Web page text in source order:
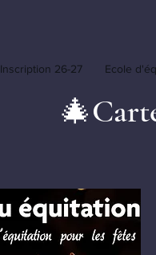
Inscription 26-27 Ecole